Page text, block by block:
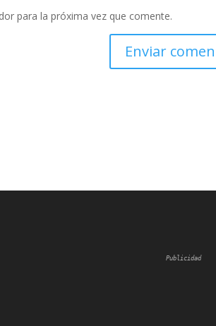
para la próxima vez que comente.
Publicidad